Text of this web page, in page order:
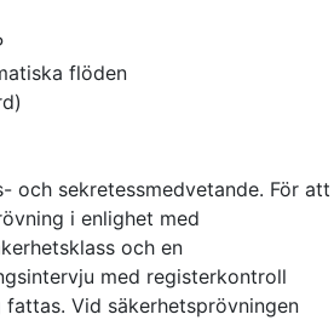
flöden
och sekretessmedvetande. För att
i enlighet med
och en
med registerkontroll
Vid säkerhetsprövningen